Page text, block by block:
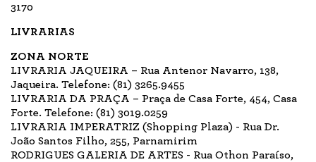
3170
LIVRARIAS
ZONA NORTE
LIVRARIA JAQUEIRA – Rua Antenor Navarro, 138,
Jaqueira. Telefone: (81) 3265.9455
LIVRARIA DA PRAÇA – Praça de Casa Forte, 454, Casa
Forte. Telefone: (81) 3019.0259
LIVRARIA IMPERATRIZ (Shopping Plaza) - Rua Dr.
João Santos Filho, 255, Parnamirim
RODRIGUES GALERIA DE ARTES - Rua Othon Paraíso,